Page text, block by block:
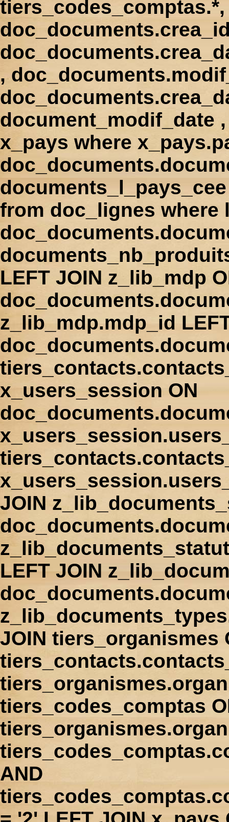
,
document_modif_date
x_pays where
from doc_lignes where
LEFT JOIN z_lib_mdp
z_lib_mdp.mdp_id
x_users_session ON
JOIN
LEFT JOIN
JOIN tiers_organismes
tiers_codes_comptas
AND